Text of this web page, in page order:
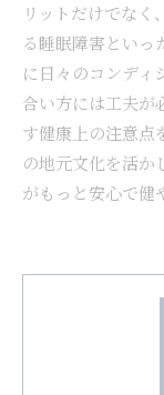
リットだけでなく
る睡眠障害といっ
に日々のコンディ
合い方には工夫が
す健康上の注意点
の地元文化を活か
がもっと安心で健